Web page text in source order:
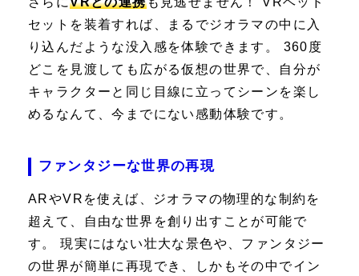
セットを装着すれば、まるでジオラマの中に入
り込んだような没入感を体験できます。 360度
どこを見渡しても広がる仮想の世界で、自分が
キャラクターと同じ目線に立ってシーンを楽し
めるなんて、今までにない感動体験です。
ファンタジーな世界の再現
ARやVRを使えば、ジオラマの物理的な制約を
超えて、自由な世界を創り出すことが可能で
す。 現実にはない壮大な景色や、ファンタジー
の世界が簡単に再現でき、しかもその中でイン